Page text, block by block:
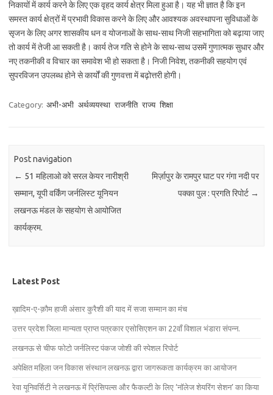
निकायों में कार्य करने के लिए एक वृहद कार्य क्षेत्र मिला हुआ है। यह भी ज्ञात है कि इन
समस्त कार्य क्षेत्रों में प्रभावी विकास करने के लिए और आवश्यक अवस्थापना सुविधाओं के
सृजन के लिए अगर शासकीय धन व योजनाओं के साथ-साथ निजी सहभागिता को बढ़ाया जाए
तो कार्य में तेजी आ सकती है। कार्य तेज गति से होने के साथ-साथ उसमें गुणात्मक सुधार और
नए तकनीकी व विचार का समावेश भी हो सकता है। निजी निवेश, तकनीकी सहयोग एवं
सुपरविजन उपलब्ध होने से कार्यों की गुणवत्ता में बढ़ोत्तरी होगी।
Category: अभी-अभी अर्थव्ययस्था राजनीति राज्य शिक्षा
Post navigation
← 51 महिलाओ को सरल केयर नारीश्री
सम्मान, यूपी वर्किंग जर्नलिस्ट यूनियन
लखनऊ मंडल के सहयोग से आयोजित
कार्यक्रम.
मिर्ज़ापुर के रामपुर घाट पर गंगा नदी पर
पक्का पुल : प्रगति रिपोर्ट →
Latest Post
ख़ादिम-ए-क़ौम हाजी अंसार कुरैशी की याद में सजा सम्मान का मंच
उत्तर प्रदेश जिला मान्यता प्राप्त पत्रकार एसोसिएशन का 22वाँ विशाल भंडारा संपन्न.
लखनऊ से चीफ फोटो जर्नलिस्ट पंकज जोशी की स्पेशल रिपोर्ट
अपेक्षित महिला जन विकास संस्थान लखनऊ द्वारा जागरूकता कार्यक्रम का आयोजन
रेवा यूनिवर्सिटी ने लखनऊ में प्रिंसिपल्स और फैकल्टी के लिए ‘नॉलेज शेयरिंग सेशन’ का किया